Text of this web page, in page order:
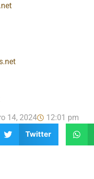
14, 2024
12:01 pm
Twitter